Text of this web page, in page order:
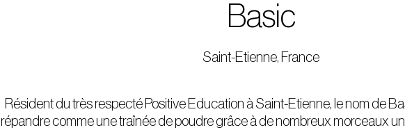
Basic
Saint-Etienne, France
Résident du très respecté Positive Education à Saint-Etienne, le nom de
répandre comme une traînée de poudre grâce à de nombreux morceaux